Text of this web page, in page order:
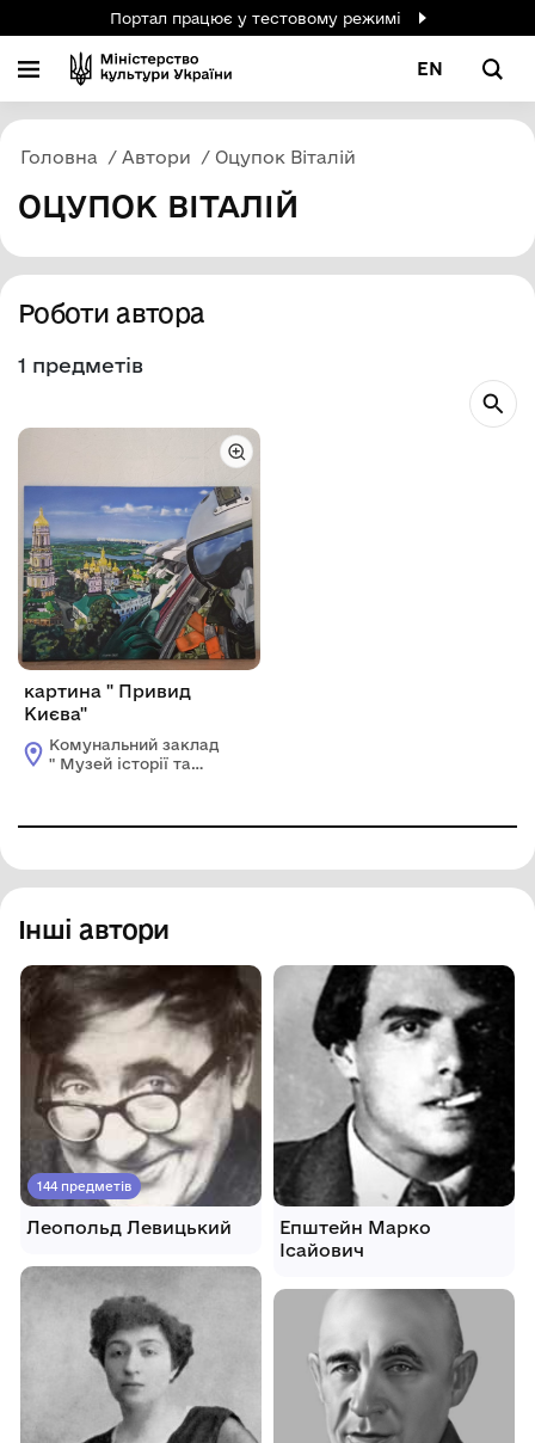
Портал працює у тестовому режимі
EN
Головна Автори Оцупок Віталій
ОЦУПОК ВІТАЛІЙ
Роботи автора
1 предметів
картина " Привид
Києва"
Комунальний заклад
" Музей історії та
Інші автори
144 предметів
Леопольд Левицький
Епштейн Марко
Ісайович